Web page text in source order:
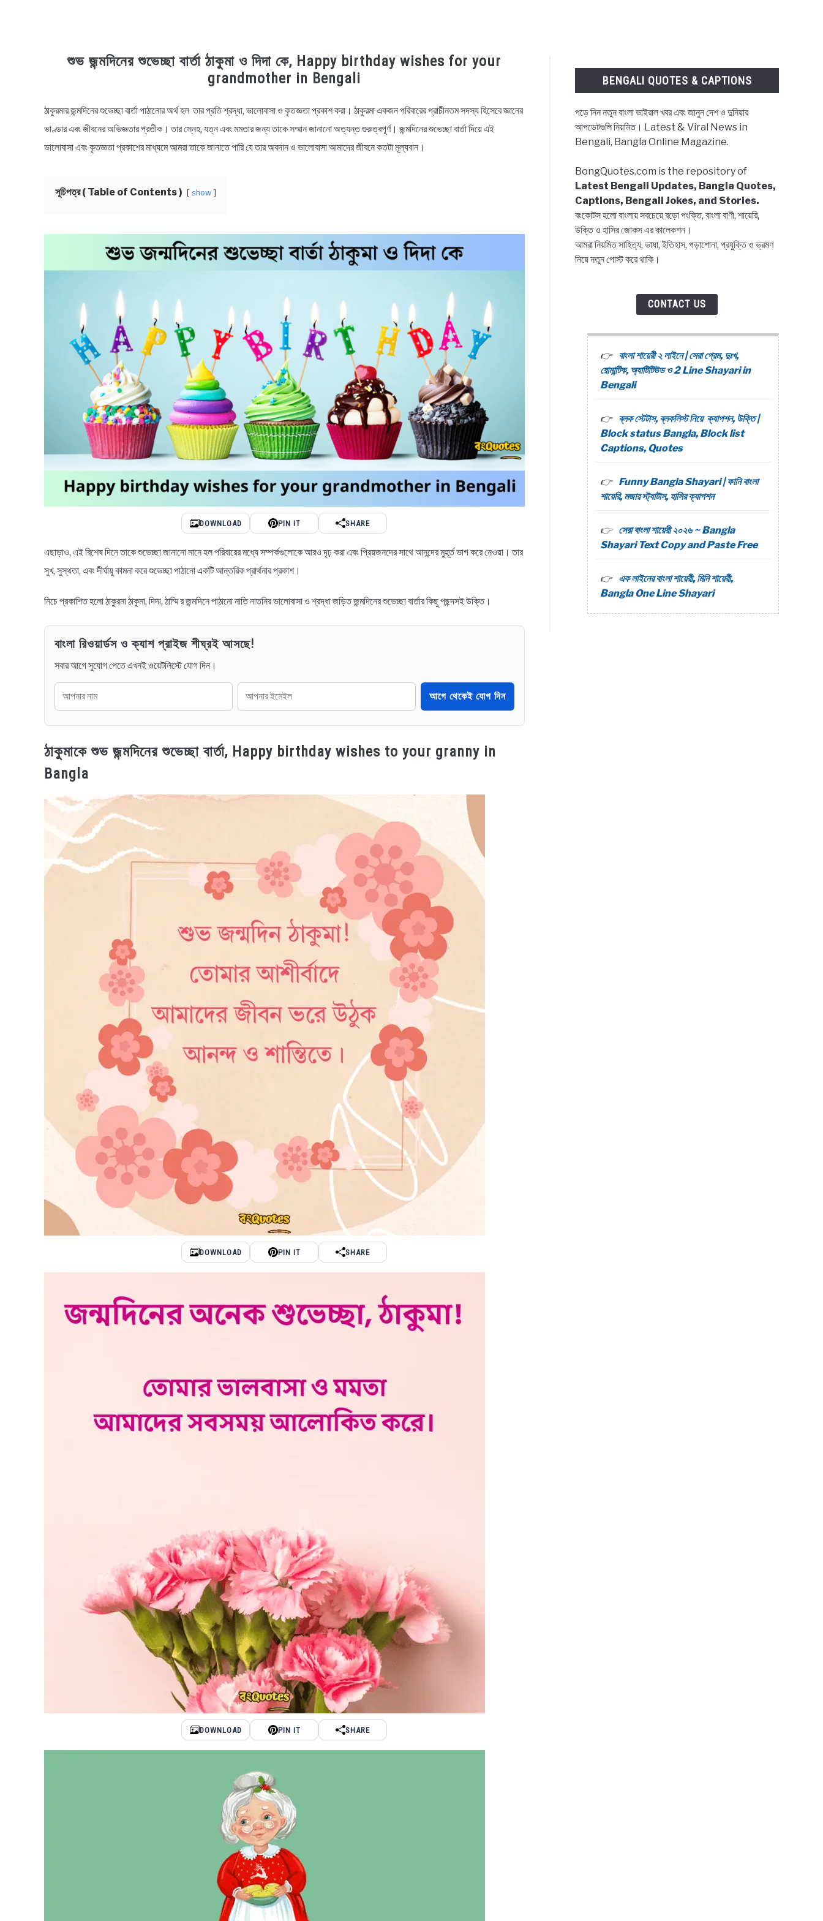
শুভ জন্মদিনের শুভেচ্ছা বার্তা ঠাকুমা ও দিদা কে, Happy birthday wishes for your
grandmother in Bengali
in
Bengali
ঠাকুরমার জন্মদিনের শুভেচ্ছা বার্তা পাঠানোর অর্থ হল তার প্রতি শ্রদ্ধা, ভালোবাসা ও কৃতজ্ঞতা প্রকাশ করা। ঠাকুরমা একজন পরিবারের প্রাচীনতম সদস্য হিসেবে জ্ঞানের
ভাণ্ডার এবং জীবনের অভিজ্ঞতার প্রতীক। তার স্নেহ, যত্ন এবং মমতার জন্য তাকে সম্মান জানানো অত্যন্ত গুরুত্বপূর্ণ। জন্মদিনের শুভেচ্ছা বার্তা দিয়ে এই
ভালোবাসা এবং কৃতজ্ঞতা প্রকাশের মাধ্যমে আমরা তাকে জানাতে পারি যে তার অবদান ও ভালোবাসা আমাদের জীবনে কতটা মূল্যবান।
সূচিপত্র ( Table of Contents ) show
DOWNLOAD PIN IT SHARE
এছাড়াও, এই বিশেষ দিনে তাকে শুভেচ্ছা জানানো মানে হল পরিবারের মধ্যে সম্পর্কগুলোকে আরও দৃঢ় করা এবং প্রিয়জনদের সাথে আনন্দের মুহূর্ত ভাগ করে নেওয়া। তার
সুখ, সুস্থতা, এবং দীর্ঘায়ু কামনা করে শুভেচ্ছা পাঠানো একটি আন্তরিক প্রার্থনার প্রকাশ।
নিচে প্রকাশিত হলো ঠাকুরমা ঠাকুমা, দিদা, ঠাম্মি র জন্মদিনে পাঠানো নাতি নাতনির ভালোবাসা ও শ্রদ্ধা জড়িত জন্মদিনের শুভেচ্ছা বার্তার কিছু পছন্দসই উক্তি।
বাংলা রিওয়ার্ডস ও ক্যাশ প্রাইজ শীঘ্রই আসছে!
সবার আগে সুযোগ পেতে এখনই ওয়েটলিস্টে যোগ দিন।
আগে থেকেই যোগ দিন
ঠাকুমাকে শুভ জন্মদিনের শুভেচ্ছা বার্তা, Happy birthday wishes to your granny in
Bangla
DOWNLOAD PIN IT SHARE
DOWNLOAD PIN IT SHARE
BENGALI QUOTES & CAPTIONS
পড়ে নিন নতুন বাংলা ভাইরাল খবর এবং জানুন দেশ ও দুনিয়ার
আপডেটগুলি নিয়মিত। Latest & Viral News in
Bengali, Bangla Online Magazine.
BongQuotes.com is the repository of
Latest Bengali Updates, Bangla Quotes,
Captions, Bengali Jokes, and Stories.
বংকোটস হলো বাংলায় সবচেয়ে বড়ো পংক্তি, বাংলা বাণী, শায়েরি,
উক্তি ও হাসির জোকস এর কালেকশন।
আমরা নিয়মিত সাহিত্য, ভাষা, ইতিহাস, পড়াশোনা, প্রযুক্তি ও ভ্রমণ
নিয়ে নতুন পোস্ট করে থাকি।
CONTACT US
বাংলা শায়েরী ২ লাইনে | সেরা প্রেম, দুঃখ,
রোমান্টিক, অ্যাটিটিউড ও 2 Line Shayari in
Bengali
ব্লক স্টেটাস, ব্লকলিস্ট নিয়ে ক্যাপশন, উক্তি |
Block status Bangla, Block list
Captions, Quotes
Funny Bangla Shayari | ফানি বাংলা
শায়েরি, মজার স্ট্যাটাস, হাসির ক্যাপশন
সেরা বাংলা শায়েরী ২০২৬ ~ Bangla
Shayari Text Copy and Paste Free
এক লাইনের বাংলা শায়েরী, মিনি শায়েরী,
Bangla One Line Shayari